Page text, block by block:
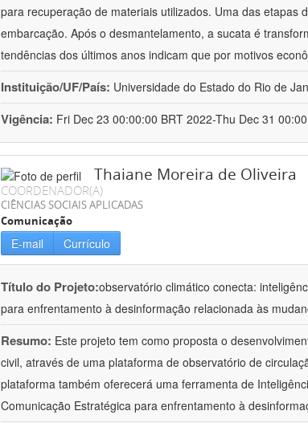
para recuperação de materiais utilizados. Uma das
embarcação. Após o desmantelamento, a sucata é
tendências dos últimos anos indicam que por motivos
Instituição/UF/País: Universidade do Estado do Rio de
Vigência: Fri Dec 23 00:00:00 BRT 2022-Thu Dec 31
Thaiane Moreira de Oliveira
COORDENADOR(A)
CIÊNCIAS SOCIAIS APLICADAS
Comunicação
E-mail Currículo
Título do Projeto:observatório climático conecta:
para enfrentamento à desinformação relacionada às
Resumo: Este projeto tem como proposta o
civil, através de uma plataforma de observatório de
plataforma também oferecerá uma ferramenta de
Comunicação Estratégica para enfrentamento à